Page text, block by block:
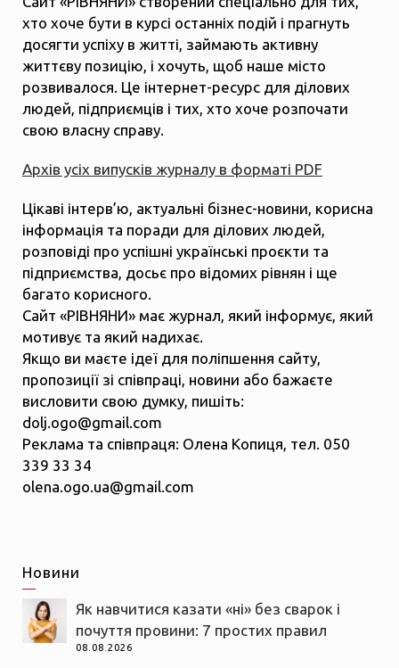
хто хоче бути в курсі останніх подій і прагнуть
досягти успіху в житті, займають активну
життєву позицію, і хочуть, щоб наше місто
розвивалося. Це інтернет-ресурс для ділових
людей, підприємців і тих, хто хоче розпочати
свою власну справу.
Архів усіх випусків журналу в форматі PDF
Цікаві інтерв’ю, актуальні бізнес-новини, корисна
інформація та поради для ділових людей,
розповіді про успішні українські проєкти та
підприємства, досьє про відомих рівнян і ще
багато корисного.
Сайт «РІВНЯНИ» має журнал, який інформує, який
мотивує та який надихає.
Якщо ви маєте ідеї для поліпшення сайту,
пропозиції зі співпраці, новини або бажаєте
висловити свою думку, пишіть:
dolj.ogo@gmail.com
Реклама та співпраця: Олена Копиця, тел. 050
339 33 34
olena.ogo.ua@gmail.com
Новини
Як навчитися казати «ні» без сварок і
почуття провини: 7 простих правил
08.08.2026